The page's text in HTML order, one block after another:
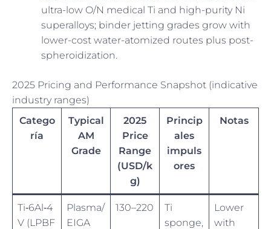
ultra-low O/N medical Ti and high-purity Ni
superalloys; binder jetting grades grow with
lower-cost water-atomized routes plus post-
spheroidization.
2025 Pricing and Performance Snapshot (indicative
industry ranges)
Catego
ría
Typical
AM
Grade
2025
Price
Range
(USD/k
g)
Princip
ales
impuls
ores
Notas
Ti‑6Al‑4
V (LPBF
Plasma/
EIGA
130–220
Ti
sponge,
Lower
with